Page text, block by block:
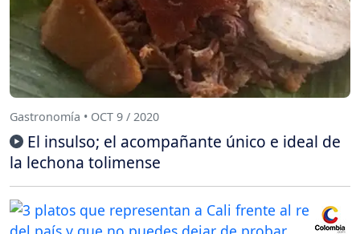
Gastronomía • OCT 9 / 2020
El insulso; el acompañante único e ideal de
la lechona tolimense